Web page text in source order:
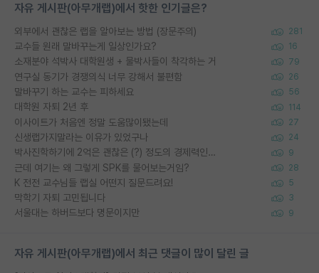
자유 게시판(아무개랩)에서 핫한 인기글은?
외부에서 괜찮은 랩을 알아보는 방법 (장문주의) 281
교수들 원래 말바꾸는게 일상인가요? 16
소재분야 석박사 대학원생 + 물박사들이 착각하는 거 79
연구실 동기가 경쟁의식 너무 강해서 불편함 26
말바꾸기 하는 교수는 피하세요 56
대학원 자퇴 2년 후 114
이사이트가 처음엔 정말 도움많이됐는데 27
신생랩가지말라는 이유가 있었구나 24
박사진학하기에 2억은 괜찮은 (?) 정도의 경제력인가요 9
근데 여기는 왜 그렇게 SPK를 물어보는거임? 28
K 전전 교수님들 랩실 어떤지 질문드려요! 5
막학기 자퇴 고민됩니다 3
서울대는 하버드보다 명문이지만 9
자유 게시판(아무개랩)에서 최근 댓글이 많이 달린 글